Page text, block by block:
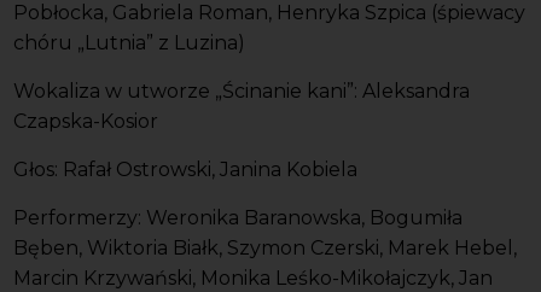
Pobłocka, Gabriela Roman, Henryka Szpica (śpiewacy
chóru „Lutnia” z Luzina)
Wokaliza w utworze „Ścinanie kani”: Aleksandra
Czapska-Kosior
Głos: Rafał Ostrowski, Janina Kobiela
Performerzy: Weronika Baranowska, Bogumiła
Bęben, Wiktoria Białk, Szymon Czerski, Marek Hebel,
Marcin Krzywański, Monika Leśko-Mikołajczyk, Jan